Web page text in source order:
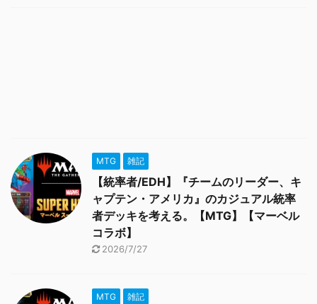
MTG 雑記
【統率者/EDH】『チームのリーダー、キ
ャプテン・アメリカ』のカジュアル統率
者デッキを考える。【MTG】【マーベル
コラボ】
2026/7/27
MTG 雑記